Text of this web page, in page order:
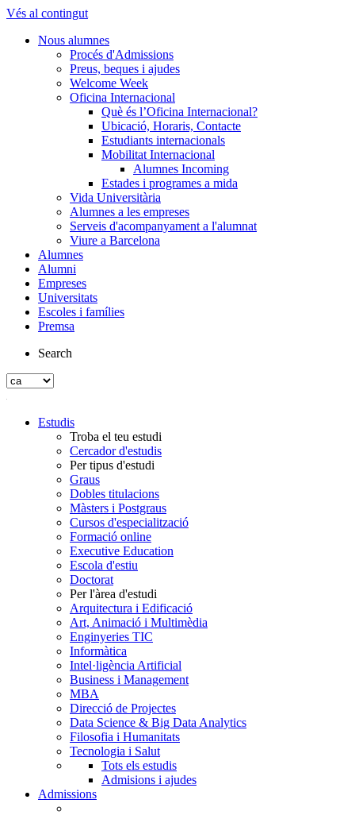
Vés al contingut
Nous alumnes
Procés d'Admissions
Preus, beques i ajudes
Welcome Week
Oficina Internacional
Què és l’Oficina Internacional?
Ubicació, Horaris, Contacte
Estudiants internacionals
Mobilitat Internacional
Alumnes Incoming
Estades i programes a mida
Vida Universitària
Alumnes a les empreses
Serveis d'acompanyament a l'alumnat
Viure a Barcelona
Alumnes
Alumni
Empreses
Universitats
Escoles i famílies
Premsa
Search
Estudis
Troba el teu estudi
Cercador d'estudis
Per tipus d'estudi
Graus
Dobles titulacions
Màsters i Postgraus
Cursos d'especialització
Formació online
Executive Education
Escola d'estiu
Doctorat
Per l'àrea d'estudi
Arquitectura i Edificació
Art, Animació i Multimèdia
Enginyeries TIC
Informàtica
Intel·ligència Artificial
Business i Management
MBA
Direcció de Projectes
Data Science & Big Data Analytics
Filosofia i Humanitats
Tecnologia i Salut
Tots els estudis
Admisions i ajudes
Admissions